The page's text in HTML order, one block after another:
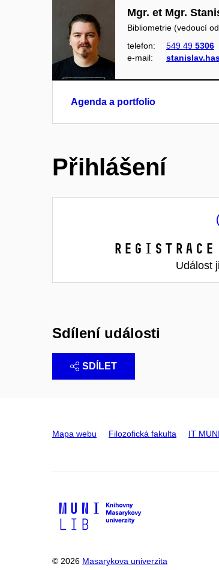
Mgr. et Mgr.
Bibliometrie (vedoucí
telefon:
549 49 5306
e‑mail:
Agenda a portfolio
Přihlášení
Událost
Sdílení události
SDÍLET
Mapa webu Filozofická fakulta IT MUNI
© 2026 Masarykova univerzita